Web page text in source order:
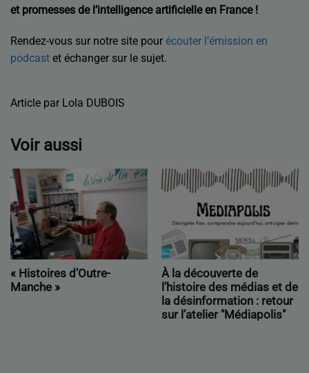
et promesses de l’intelligence artificielle en France !
Rendez-vous sur notre site pour écouter l’émission en
podcast et échanger sur le sujet.
Article par Lola DUBOIS
Voir aussi
« Histoires d’Outre-
Manche »
À la découverte de
l’histoire des médias et de
la désinformation : retour
sur l’atelier "Médiapolis"